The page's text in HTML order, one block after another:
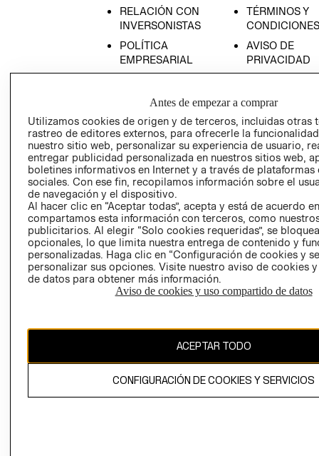
RELACIÓN CON
INVERSONISTAS
POLÍTICA
EMPRESARIAL
TÉRMINOS Y
CONDICIONES
AVISO DE
PRIVACIDAD
AVISO DE
LIBRO DE
Ecuador ($)
CAMBIAR REGIÓN
propiedad de H&M Hennes & Mauritz AB.
Antes de empezar a comprar
Utilizamos cookies de origen y de terceros, incluidas otras
rastreo de editores externos, para ofrecerle la
nuestro sitio web, personalizar su experiencia de usuario,
entregar publicidad personalizada en nuestros sitios web,
boletines informativos en Internet y a través de plataformas
sociales. Con ese fin, recopilamos información sobre el
de navegación y el dispositivo.
Al hacer clic en “Aceptar todas”, acepta y está de acuerdo
compartamos esta información con terceros, como
publicitarios. Al elegir “Solo cookies requeridas”, se
opcionales, lo que limita nuestra entrega de contenido y
personalizadas. Haga clic en “Configuración de cookies y
personalizar sus opciones. Visite nuestro aviso de cookies
de datos para obtener más información.
Aviso de cookies y uso compartido de datos
ACEPTAR TODO
CONFIGURACIÓN DE COOKIES Y SERVICIOS